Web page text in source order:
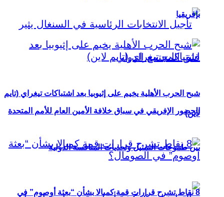
الحضور الإفريقي في سباق خلافة الأمين العام للأمم المتحدة
بين طموحات التمثيل وتحديات المنافسة الدولية
بإفريقيا
شبح الحرب الأهلية يخيم على إثيوبيا بعد اشتباكات تيغراي (تايم
لاين)
8 نقاط تشرح قرارات قمة كمبالا بشأن “بعثة أوصوم” في